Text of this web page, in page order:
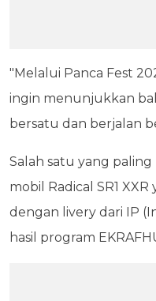
"Melalui Panca Fest
ingin menunjukkan
bersatu dan berjalan
Salah satu yang
mobil Radical SR1
dengan livery dari IP
hasil program